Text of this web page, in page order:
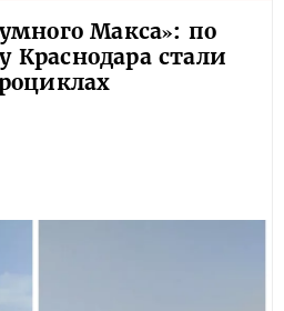
Макса»: по
Краснодара стали